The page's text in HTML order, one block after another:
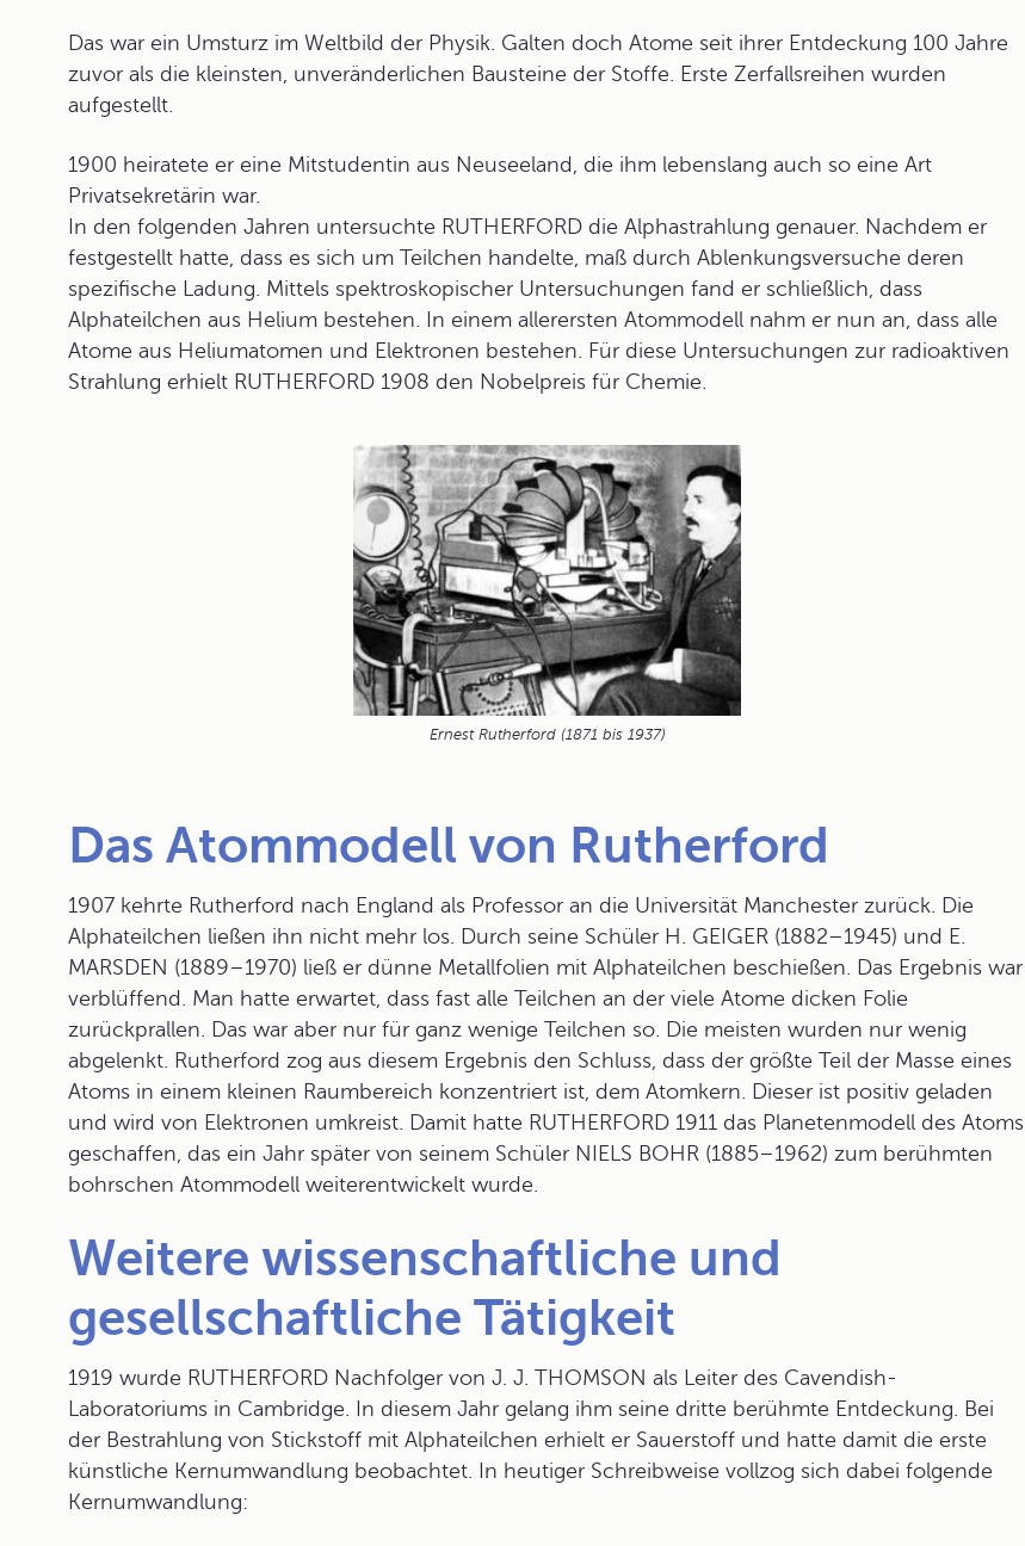
Das war ein Umsturz im Weltbild der Physik. Galten doch Atome seit ihrer Entdeckung 100 Jahre
zuvor als die kleinsten, unveränderlichen Bausteine der Stoffe. Erste Zerfallsreihen wurden
aufgestellt.
1900 heiratete er eine Mitstudentin aus Neuseeland, die ihm lebenslang auch so eine Art
Privatsekretärin war.
In den folgenden Jahren untersuchte RUTHERFORD die Alphastrahlung genauer. Nachdem er
festgestellt hatte, dass es sich um Teilchen handelte, maß durch Ablenkungsversuche deren
spezifische Ladung. Mittels spektroskopischer Untersuchungen fand er schließlich, dass
Alphateilchen aus Helium bestehen. In einem allerersten Atommodell nahm er nun an, dass alle
Atome aus Heliumatomen und Elektronen bestehen. Für diese Untersuchungen zur radioaktiven
Strahlung erhielt RUTHERFORD 1908 den Nobelpreis für Chemie.
Ernest Rutherford (1871 bis 1937)
Das Atommodell von Rutherford
1907 kehrte Rutherford nach England als Professor an die Universität Manchester zurück. Die
Alphateilchen ließen ihn nicht mehr los. Durch seine Schüler H. GEIGER (1882–1945) und E.
MARSDEN (1889–1970) ließ er dünne Metallfolien mit Alphateilchen beschießen. Das Ergebnis war
verblüffend. Man hatte erwartet, dass fast alle Teilchen an der viele Atome dicken Folie
zurückprallen. Das war aber nur für ganz wenige Teilchen so. Die meisten wurden nur wenig
abgelenkt. Rutherford zog aus diesem Ergebnis den Schluss, dass der größte Teil der Masse eines
Atoms in einem kleinen Raumbereich konzentriert ist, dem Atomkern. Dieser ist positiv geladen
und wird von Elektronen umkreist. Damit hatte RUTHERFORD 1911 das Planetenmodell des Atoms
geschaffen, das ein Jahr später von seinem Schüler NIELS BOHR (1885–1962) zum berühmten
bohrschen Atommodell weiterentwickelt wurde.
Weitere wissenschaftliche und
gesellschaftliche Tätigkeit
1919 wurde RUTHERFORD Nachfolger von J. J. THOMSON als Leiter des Cavendish-
Laboratoriums in Cambridge. In diesem Jahr gelang ihm seine dritte berühmte Entdeckung. Bei
der Bestrahlung von Stickstoff mit Alphateilchen erhielt er Sauerstoff und hatte damit die erste
künstliche Kernumwandlung beobachtet. In heutiger Schreibweise vollzog sich dabei folgende
Kernumwandlung: